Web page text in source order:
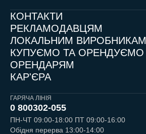
КОНТАКТИ
РЕКЛАМОДАВЦЯМ
ЛОКАЛЬНИМ ВИРОБНИКАМ
КУПУЄМО ТА ОРЕНДУЄМО
ОРЕНДАРЯМ
КАР'ЄРА
ГАРЯЧА ЛІНІЯ
0 800302-055
ПН-ЧТ 09:00-18:00 ПТ 09:00-16:00
Обідня перерва 13:00-14:00